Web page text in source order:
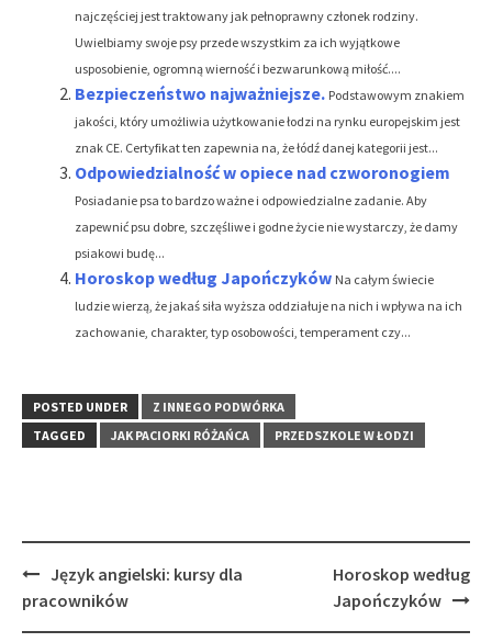
najczęściej jest traktowany jak pełnoprawny członek rodziny.
Uwielbiamy swoje psy przede wszystkim za ich wyjątkowe
usposobienie, ogromną wierność i bezwarunkową miłość....
Bezpieczeństwo najważniejsze. Podstawowym znakiem
jakości, który umożliwia użytkowanie łodzi na rynku europejskim jest
znak CE. Certyfikat ten zapewnia na, że łódź danej kategorii jest...
Odpowiedzialność w opiece nad czworonogiem
Posiadanie psa to bardzo ważne i odpowiedzialne zadanie. Aby
zapewnić psu dobre, szczęśliwe i godne życie nie wystarczy, że damy
psiakowi budę...
Horoskop według Japończyków Na całym świecie
ludzie wierzą, że jakaś siła wyższa oddziałuje na nich i wpływa na ich
zachowanie, charakter, typ osobowości, temperament czy...
POSTED UNDER
Z INNEGO PODWÓRKA
TAGGED
JAK PACIORKI RÓŻAŃCA PRZEDSZKOLE W ŁODZI
Post
navigation
Język angielski: kursy dla
pracowników
Horoskop według
Japończyków